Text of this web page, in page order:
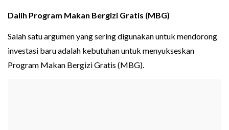
Dalih Program Makan Bergizi Gratis (MBG)
Salah satu argumen yang sering digunakan untuk mendorong
investasi baru adalah kebutuhan untuk menyukseskan
Program Makan Bergizi Gratis (MBG).